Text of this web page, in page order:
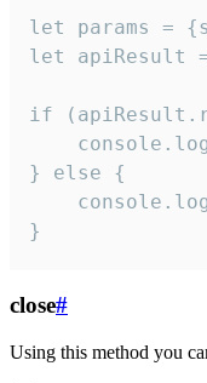
let params
let apiResult
if
} else {
}
close#
Using this method you